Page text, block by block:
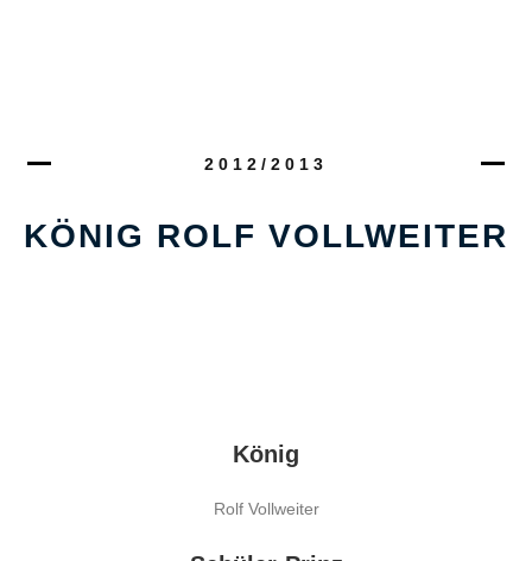
2012/2013
KÖNIG ROLF VOLLWEITER
König
Rolf Vollweiter